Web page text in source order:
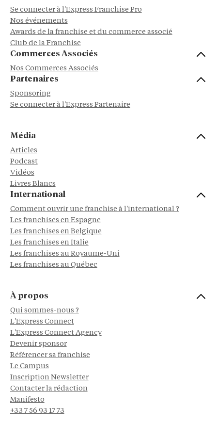
Se connecter à l'Express Franchise Pro
Nos événements
Awards de la franchise et du commerce associé
Club de la Franchise
Commerces Associés
Nos Commerces Associés
Partenaires
Sponsoring
Se connecter à l'Express Partenaire
Média
Articles
Podcast
Vidéos
Livres Blancs
International
Comment ouvrir une franchise à l'international ?
Les franchises en Espagne
Les franchises en Belgique
Les franchises en Italie
Les franchises au Royaume-Uni
Les franchises au Québec
À propos
Qui sommes-nous ?
L'Express Connect
L'Express Connect Agency
Devenir sponsor
Référencer sa franchise
Le Campus
Inscription Newsletter
Contacter la rédaction
Manifesto
+33 7 56 93 17 73